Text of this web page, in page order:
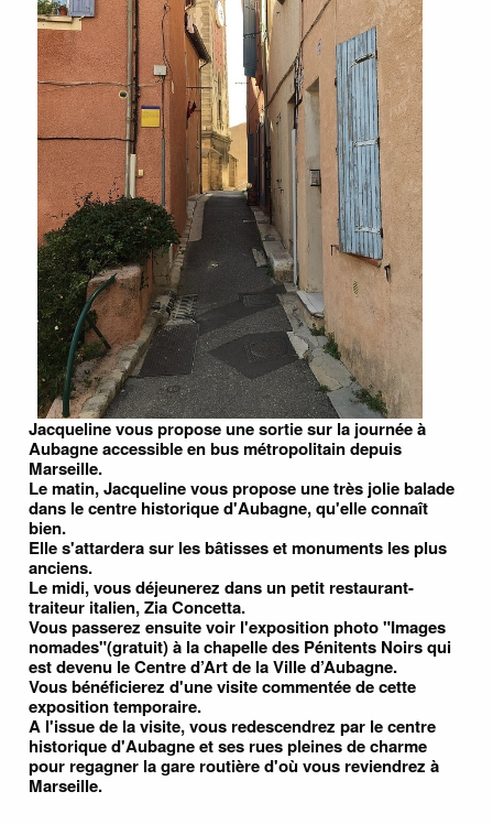
Jacqueline vous propose une sortie sur la journée à
Aubagne accessible en bus métropolitain depuis
Marseille.
Le matin, Jacqueline vous propose une très jolie balade
dans le centre historique d'Aubagne, qu'elle connaît
bien.
Elle s'attardera sur les bâtisses et monuments les plus
anciens.
Le midi, vous déjeunerez dans un petit restaurant-
traiteur italien, Zia Concetta.
Vous passerez ensuite voir l'exposition photo "Images
nomades"(gratuit) à la chapelle des Pénitents Noirs qui
est devenu le Centre d’Art de la Ville d’Aubagne.
Vous bénéficierez d'une visite commentée de cette
exposition temporaire.
A l'issue de la visite, vous redescendrez par le centre
historique d'Aubagne et ses rues pleines de charme
pour regagner la gare routière d'où vous reviendrez à
Marseille.